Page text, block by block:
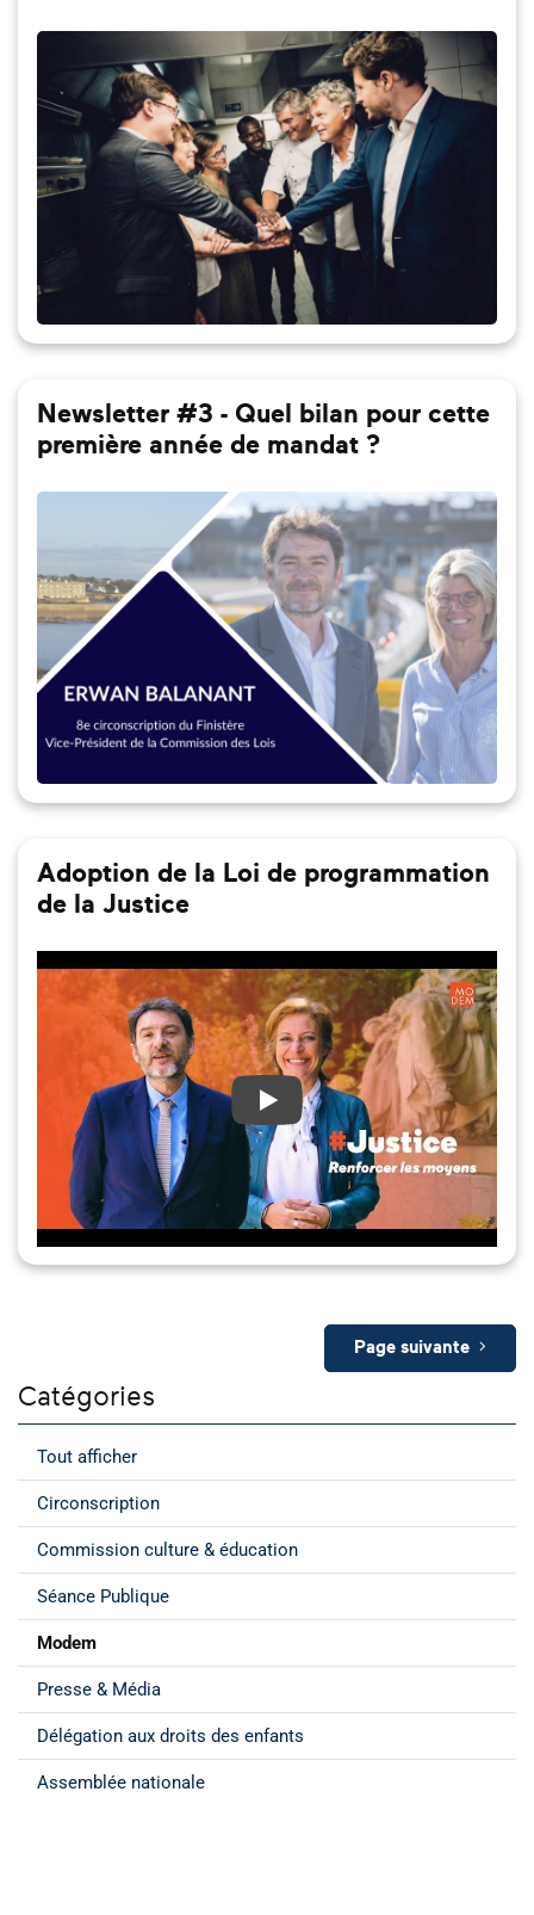
Newsletter #3 - Quel bilan pour cette
première année de mandat ?
Adoption de la Loi de programmation
de la Justice
Page suivante
Catégories
Tout afficher
Circonscription
Commission culture & éducation
Séance Publique
Modem
Presse & Média
Délégation aux droits des enfants
Assemblée nationale